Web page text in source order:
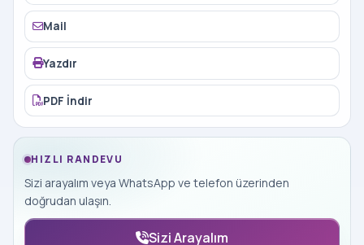
Mail
Yazdır
PDF İndir
HIZLI RANDEVU
Sizi arayalım veya WhatsApp ve telefon üzerinden
doğrudan ulaşın.
Sizi Arayalım